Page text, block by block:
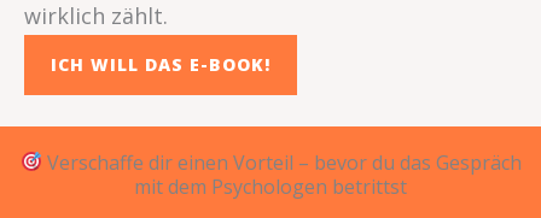
wirklich zählt.
ICH WILL DAS E-BOOK!
Verschaffe dir einen Vorteil – bevor du das Gespräch
mit dem Psychologen betrittst